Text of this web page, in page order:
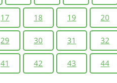
17 18 19 20
29 30 31 32
41 42 43 44